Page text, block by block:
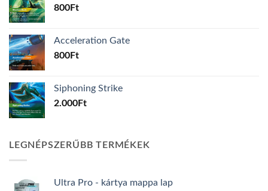
800Ft
Acceleration Gate
800Ft
Siphoning Strike
2.000Ft
LEGNÉPSZERŰBB TERMÉKEK
Ultra Pro - kártya mappa lap